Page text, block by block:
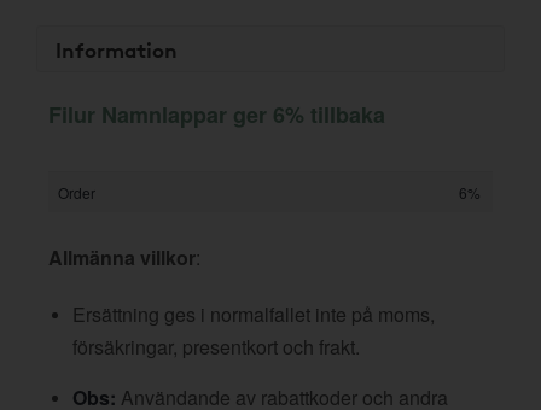
Information
Filur Namnlappar ger 6% tillbaka
Order 6%
Allmänna villkor:
Ersättning ges i normalfallet inte på moms,
försäkringar, presentkort och frakt.
Obs: Användande av rabattkoder och andra